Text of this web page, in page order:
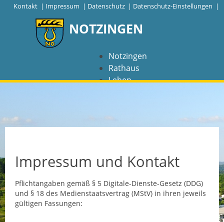
Kontakt | Impressum | Datenschutz | Datenschutz-Einstellungen |
NOTZINGEN
Notzingen
Rathaus
Leben
NAVIGATION
Barrierefreiheit
Impressum und Kontakt
Pflichtangaben gemäß § 5 Digitale-Dienste-Gesetz (DDG)
und § 18 des Medienstaatsvertrag (MStV) in ihren jeweils
gültigen Fassungen: